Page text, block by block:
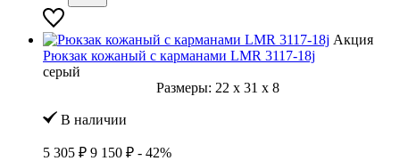
Акция
Рюкзак кожаный с карманами LMR 3117-18j
серый
Размеры: 22 x 31 x 8
В наличии
5 305 ₽ 9 150 ₽ - 42%